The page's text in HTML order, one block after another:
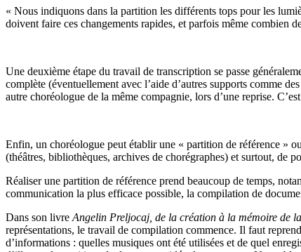
« Nous indiquons dans la partition les différents tops pour les
doivent faire ces changements rapides, et parfois même combien
Une deuxième étape du travail de transcription se passe
complète (éventuellement avec l’aide d’autres supports comme
autre choréologue de la même compagnie, lors d’une reprise.
Enfin, un choréologue peut établir une « partition de référence »
(théâtres, bibliothèques, archives de chorégraphes) et surtout, de
Réaliser une partition de référence prend beaucoup de temps,
communication la plus efficace possible, la compilation de
Dans son livreAngelin Preljocaj, de la création à la mémoire de
représentations, le travail de compilation commence. Il faut
d’informations : quelles musiques ont été utilisées et de quel